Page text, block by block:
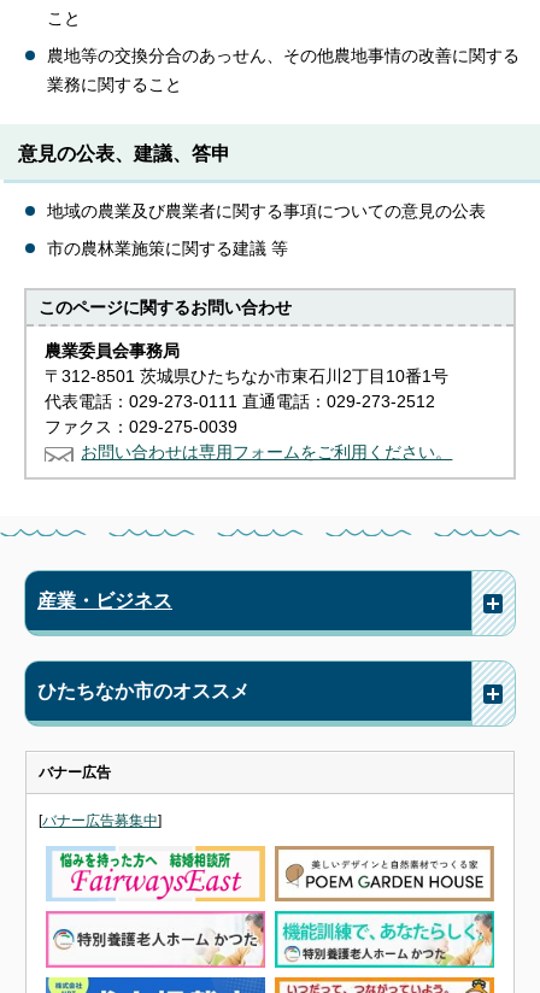
こと
農地等の交換分合のあっせん、その他農地事情の改善に関する
業務に関すること
意見の公表、建議、答申
地域の農業及び農業者に関する事項についての意見の公表
市の農林業施策に関する建議 等
このページに関するお問い合わせ
農業委員会事務局
〒312-8501 茨城県ひたちなか市東石川2丁目10番1号
代表電話：029-273-0111 直通電話：029-273-2512
ファクス：029-275-0039
お問い合わせは専用フォームをご利用ください。
産業・ビジネス
ひたちなか市のオススメ
バナー広告
[バナー広告募集中]